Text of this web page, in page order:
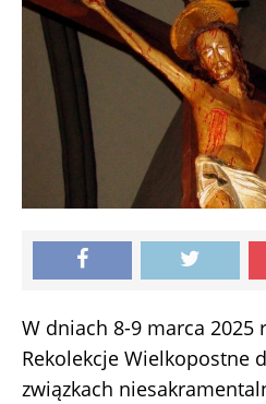
W dniach 8-9 marca 2025
Rekolekcje Wielkopostne
związkach